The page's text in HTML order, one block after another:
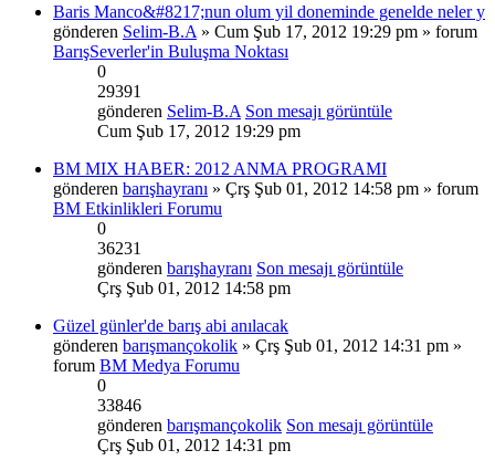
Baris Manco&#8217;nun olum yil doneminde genelde neler y
gönderen Selim-B.A » Cum Şub 17, 2012 19:29 pm » forum
BarışSeverler'in Buluşma Noktası
0
29391
gönderen Selim-B.A Son mesajı görüntüle
Cum Şub 17, 2012 19:29 pm
BM MIX HABER: 2012 ANMA PROGRAMI
gönderen barışhayranı » Çrş Şub 01, 2012 14:58 pm » forum
BM Etkinlikleri Forumu
0
36231
gönderen barışhayranı Son mesajı görüntüle
Çrş Şub 01, 2012 14:58 pm
Güzel günler'de barış abi anılacak
gönderen barışmançokolik » Çrş Şub 01, 2012 14:31 pm »
forum BM Medya Forumu
0
33846
gönderen barışmançokolik Son mesajı görüntüle
Çrş Şub 01, 2012 14:31 pm